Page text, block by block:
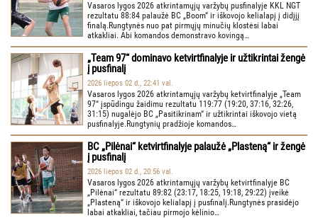
Vasaros lygos 2026 atkrintamųjų varžybų pusfinalyje KKL NGT
rezultatu 88:84 palaužė BC „Boom“ ir iškovojo kelialapį į didįjį
finalą.Rungtynės nuo pat pirmųjų minučių klostėsi labai
atkakliai. Abi komandos demonstravo kovingą…
„Team 97“ dominavo ketvirtfinalyje ir užtikrintai žengė
į pusfinalį
2026 liepos 02 d., 22:41 val.
Vasaros lygos 2026 atkrintamųjų varžybų ketvirtfinalyje „Team
97“ įspūdingu žaidimu rezultatu 119:77 (19:20, 37:16, 32:26,
31:15) nugalėjo BC „Pasitikrinam“ ir užtikrintai iškovojo vietą
pusfinalyje.Rungtynių pradžioje komandos…
BC „Pilėnai“ ketvirtfinalyje palaužė „Plasteną“ ir žengė
į pusfinalį
2026 liepos 02 d., 20:56 val.
Vasaros lygos 2026 atkrintamųjų varžybų ketvirtfinalyje BC
„Pilėnai“ rezultatu 89:82 (23:17, 18:25, 19:18, 29:22) įveikė
„Plasteną“ ir iškovojo kelialapį į pusfinalį.Rungtynės prasidėjo
labai atkakliai, tačiau pirmojo kėlinio…